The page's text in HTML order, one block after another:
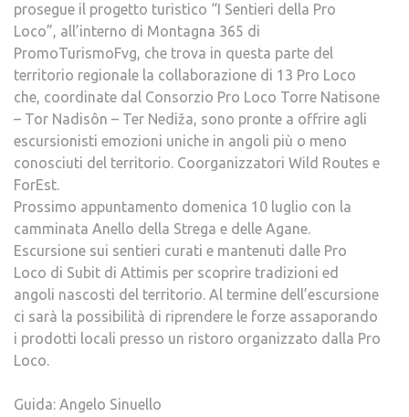
prosegue il progetto turistico “I Sentieri della Pro
Loco”, all’interno di Montagna 365 di
PromoTurismoFvg, che trova in questa parte del
territorio regionale la collaborazione di 13 Pro Loco
che, coordinate dal Consorzio Pro Loco Torre Natisone
– Tor Nadisôn – Ter Nediža, sono pronte a offrire agli
escursionisti emozioni uniche in angoli più o meno
conosciuti del territorio. Coorganizzatori Wild Routes e
ForEst.
Prossimo appuntamento domenica 10 luglio con la
camminata Anello della Strega e delle Agane.
Escursione sui sentieri curati e mantenuti dalle Pro
Loco di Subit di Attimis per scoprire tradizioni ed
angoli nascosti del territorio. Al termine dell’escursione
ci sarà la possibilità di riprendere le forze assaporando
i prodotti locali presso un ristoro organizzato dalla Pro
Loco.
Guida: Angelo Sinuello